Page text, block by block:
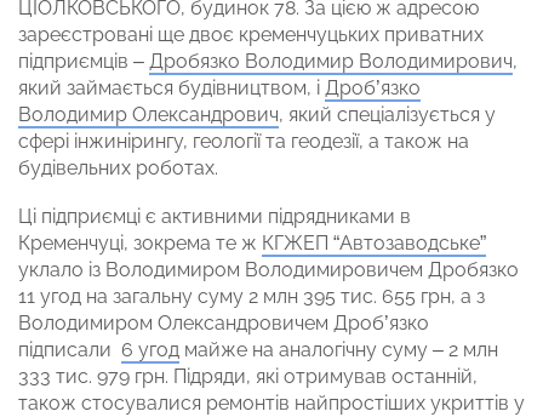
ЦІОЛКОВСЬКОГО, будинок 78. За цією ж адресою
зареєстровані ще двоє кременчуцьких приватних
підприємців – Дробязко Володимир Володимирович,
який займається будівництвом, і Дроб’язко
Володимир Олександрович, який спеціалізується у
сфері інжинірингу, геології та геодезії, а також на
будівельних роботах.
Ці підприємці є активними підрядниками в
Кременчуці, зокрема те ж КГЖЕП “Автозаводське”
уклало із Володимиром Володимировичем Дробязко
11 угод на загальну суму 2 млн 395 тис. 655 грн, а з
Володимиром Олександровичем Дроб’язко
підписали 6 угод майже на аналогічну суму – 2 млн
333 тис. 979 грн. Підряди, які отримував останній,
також стосувалися ремонтів найпростіших укриттів у